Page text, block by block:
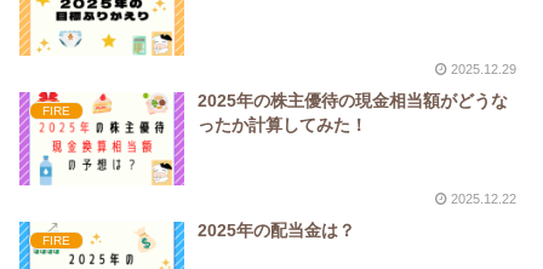
2025.12.29
FIRE
2025年の株主優待の現金相当額がどうな
ったか計算してみた！
2025.12.22
FIRE
2025年の配当金は？